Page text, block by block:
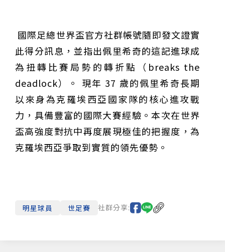
國際足總世界盃官方社群帳號隨即發文證實
此得分訊息，並指出佩里希奇的這記進球成
為扭轉比賽局勢的轉折點（breaks the
deadlock）。 現年 37 歲的佩里希奇長期
以來身為克羅埃西亞國家隊的核心進攻戰
力，具備豐富的國際大賽經驗。本次在世界
盃高強度對抗中再度展現極佳的把握度，為
克羅埃西亞爭取到實質的領先優勢。
明星球員 世足賽 社群分享: